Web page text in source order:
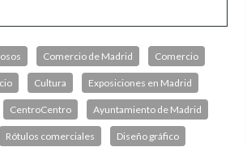
Comercio de Madrid Comercio
Cultura Exposiciones en Madrid
CentroCentro Ayuntamiento de Madrid
Rótulos comerciales Diseño gráfico